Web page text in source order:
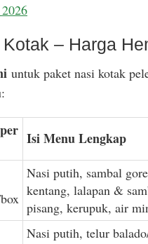
– Harga
untuk paket nasi kotak
Isi Menu Lengkap
Nasi putih, sambal
kentang, lalapan &
pisang, kerupuk, air
Nasi putih, telur